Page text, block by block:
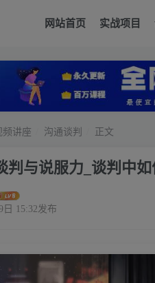
网站首页 实战项目
频讲座 沟通谈判 正文
判与说服力_谈判中
日 15:32发布